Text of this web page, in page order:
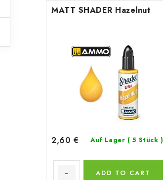
MATT SHADER Hazelnut
2,60 € Auf Lager ( 5 Stück )
ADD TO CART